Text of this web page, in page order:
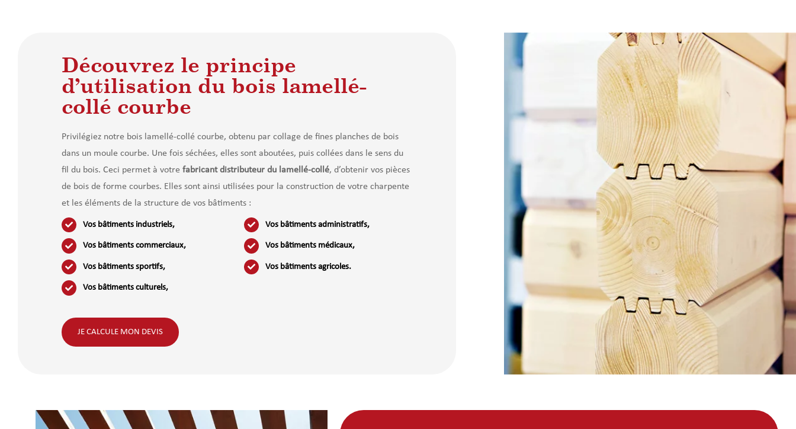
Découvrez le principe
d’utilisation du bois lamellé-
collé courbe
Privilégiez notre bois lamellé-collé courbe, obtenu par collage de fines planches de bois
dans un moule courbe. Une fois séchées, elles sont aboutées, puis collées dans le sens du
fil du bois. Ceci permet à votre fabricant distributeur du lamellé-collé, d’obtenir vos pièces
de bois de forme courbes. Elles sont ainsi utilisées pour la construction de votre charpente
et les éléments de la structure de vos bâtiments :
Vos bâtiments industriels,
Vos bâtiments commerciaux,
Vos bâtiments sportifs,
Vos bâtiments culturels,
Vos bâtiments administratifs,
Vos bâtiments médicaux,
Vos bâtiments agricoles.
JE CALCULE MON DEVIS